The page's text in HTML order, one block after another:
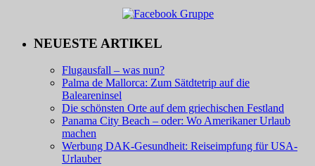
NEUESTE ARTIKEL
Flugausfall – was nun?
Palma de Mallorca: Zum Sätdtetrip auf die
Baleareninsel
Die schönsten Orte auf dem griechischen Festland
Panama City Beach – oder: Wo Amerikaner Urlaub
machen
Werbung DAK-Gesundheit: Reiseimpfung für USA-
Urlauber